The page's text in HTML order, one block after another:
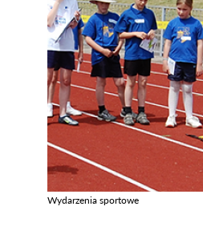
Wydarzenia sportowe